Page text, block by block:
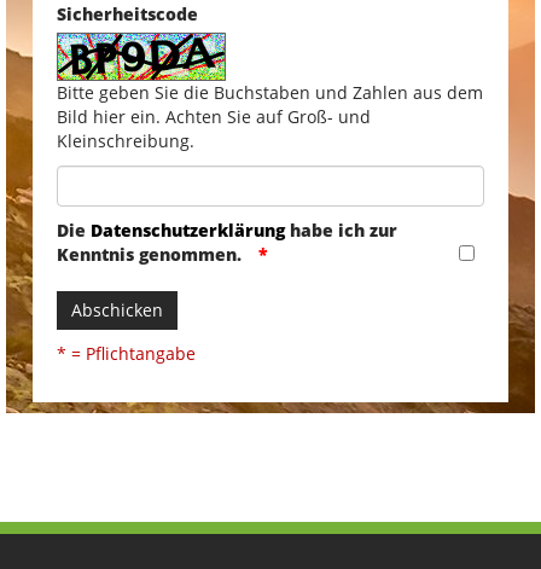
Sicherheitscode
Bitte geben Sie die Buchstaben und Zahlen aus dem
Bild hier ein. Achten Sie auf Groß- und
Kleinschreibung.
Die Datenschutzerklärunghabe ich zur
Kenntnis genommen.
Abschicken
* = Pflichtangabe